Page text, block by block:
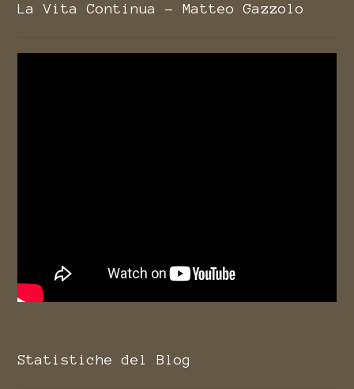
La Vita Continua - Matteo Gazzolo
Statistiche del Blog